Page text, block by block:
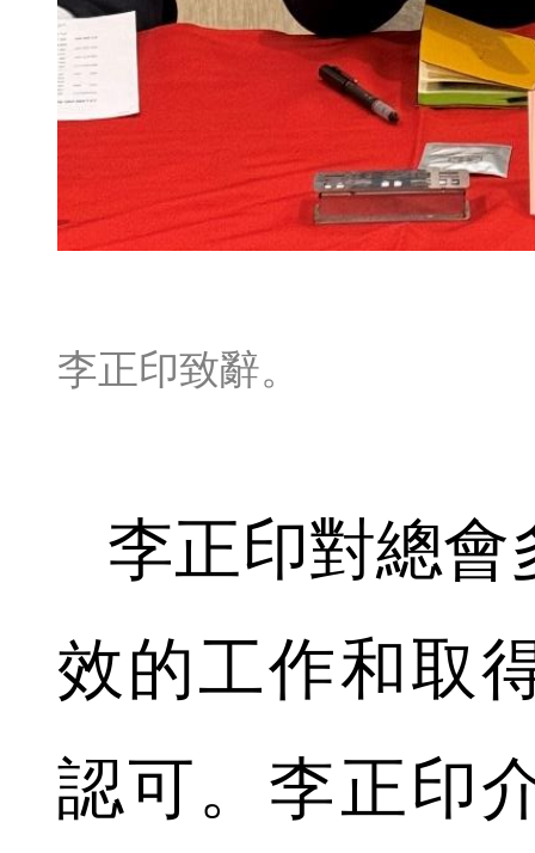
李正印致辭。
李正印對總會
效的工作和取
認可。李正印